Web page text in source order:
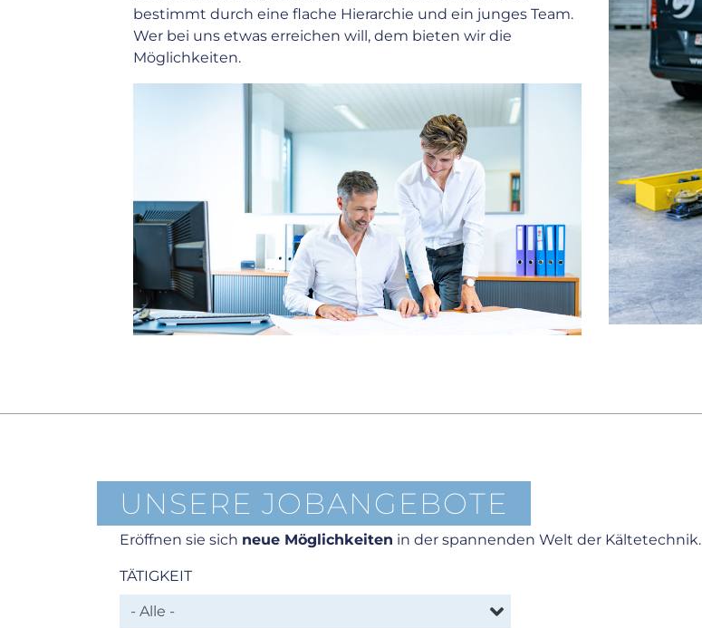
bestimmt durch eine flache Hierarchie und ein junges Team.
Wer bei uns etwas erreichen will, dem bieten wir die
Möglichkeiten.
UNSERE JOBANGEBOTE
Eröffnen sie sich neue Möglichkeiten in der spannenden Welt der Kältetechnik.
TÄTIGKEIT